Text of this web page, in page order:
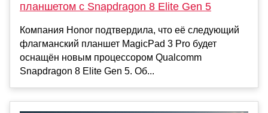
планшетом с Snapdragon 8 Elite Gen 5
Компания Honor подтвердила, что её следующий
флагманский планшет MagicPad 3 Pro будет
оснащён новым процессором Qualcomm
Snapdragon 8 Elite Gen 5. Об...